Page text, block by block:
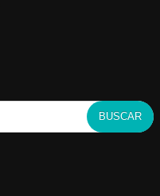
BUSCAR